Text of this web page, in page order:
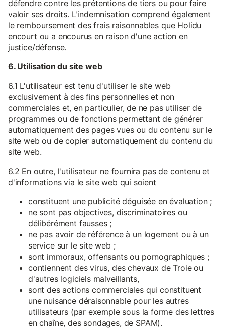
défendre contre les prétentions de tiers ou pour faire
valoir ses droits. L'indemnisation comprend également
le remboursement des frais raisonnables que Holidu
encourt ou a encourus en raison d'une action en
justice/défense.
6. Utilisation du site web
6.1 L'utilisateur est tenu d'utiliser le site web
exclusivement à des fins personnelles et non
commerciales et, en particulier, de ne pas utiliser de
programmes ou de fonctions permettant de générer
automatiquement des pages vues ou du contenu sur le
site web ou de copier automatiquement du contenu du
site web.
6.2 En outre, l'utilisateur ne fournira pas de contenu et
d'informations via le site web qui soient
constituent une publicité déguisée en évaluation ;
ne sont pas objectives, discriminatoires ou
délibérément fausses ;
ne pas avoir de référence à un logement ou à un
service sur le site web ;
sont immoraux, offensants ou pornographiques ;
contiennent des virus, des chevaux de Troie ou
d'autres logiciels malveillants,
sont des actions commerciales qui constituent
une nuisance déraisonnable pour les autres
utilisateurs (par exemple sous la forme des lettres
en chaîne, des sondages, de SPAM).